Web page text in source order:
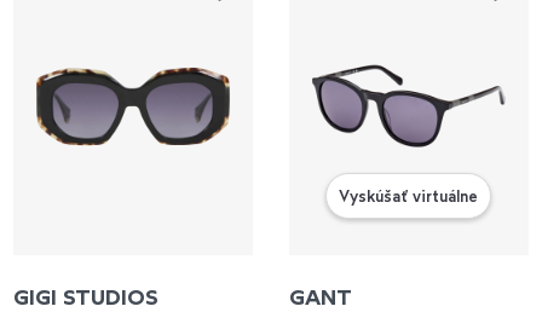
GIGI STUDIOS
Vyskúšať virtuálne
GANT